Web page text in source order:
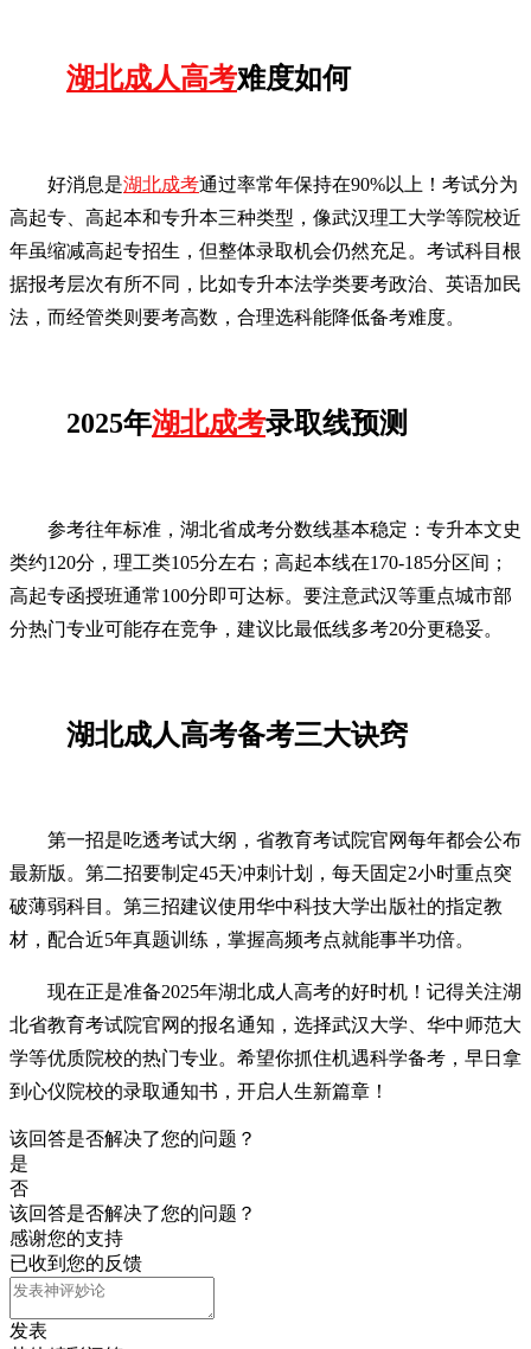
湖北成人高考难度如何
好消息是湖北成考通过率常年保持在90%以上！考试分为
高起专、高起本和专升本三种类型，像武汉理工大学等院校近
年虽缩减高起专招生，但整体录取机会仍然充足。考试科目根
据报考层次有所不同，比如专升本法学类要考政治、英语加民
法，而经管类则要考高数，合理选科能降低备考难度。
2025年湖北成考录取线预测
参考往年标准，湖北省成考分数线基本稳定：专升本文史
类约120分，理工类105分左右；高起本线在170-185分区间；
高起专函授班通常100分即可达标。要注意武汉等重点城市部
分热门专业可能存在竞争，建议比最低线多考20分更稳妥。
湖北成人高考备考三大诀窍
第一招是吃透考试大纲，省教育考试院官网每年都会公布
最新版。第二招要制定45天冲刺计划，每天固定2小时重点突
破薄弱科目。第三招建议使用华中科技大学出版社的指定教
材，配合近5年真题训练，掌握高频考点就能事半功倍。
现在正是准备2025年湖北成人高考的好时机！记得关注湖
北省教育考试院官网的报名通知，选择武汉大学、华中师范大
学等优质院校的热门专业。希望你抓住机遇科学备考，早日拿
到心仪院校的录取通知书，开启人生新篇章！
该回答是否解决了您的问题？
是
否
该回答是否解决了您的问题？
感谢您的支持
已收到您的反馈
发表